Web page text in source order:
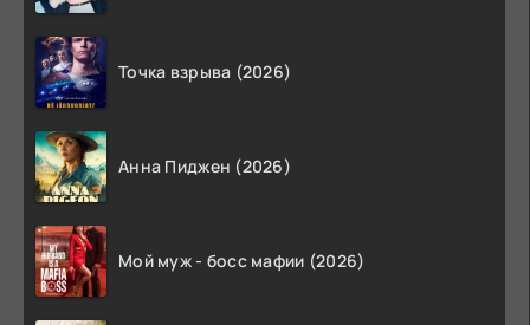
Точка взрыва (2026)
Анна Пиджен (2026)
Мой муж - босс мафии (2026)